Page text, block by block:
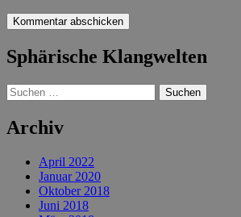
Sphärische Klangwelten
Suchen
nach:
Archiv
April 2022
Januar 2020
Oktober 2018
Juni 2018